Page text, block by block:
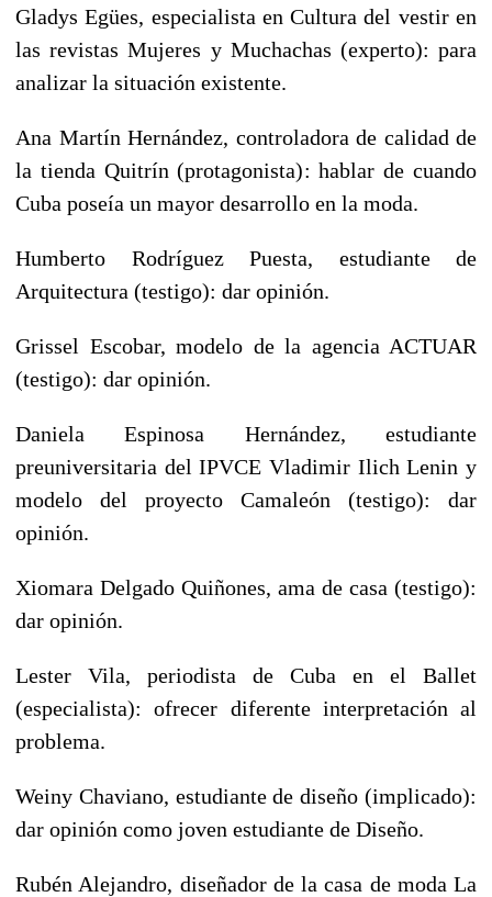
Gladys Egües, especialista en Cultura del vestir en
las revistas Mujeres y Muchachas (experto): para
analizar la situación existente.
Ana Martín Hernández, controladora de calidad de
la tienda Quitrín (protagonista): hablar de cuando
Cuba poseía un mayor desarrollo en la moda.
Humberto Rodríguez Puesta, estudiante de
Arquitectura (testigo): dar opinión.
Grissel Escobar, modelo de la agencia ACTUAR
(testigo): dar opinión.
Daniela Espinosa Hernández, estudiante
preuniversitaria del IPVCE Vladimir Ilich Lenin y
modelo del proyecto Camaleón (testigo): dar
opinión.
Xiomara Delgado Quiñones, ama de casa (testigo):
dar opinión.
Lester Vila, periodista de Cuba en el Ballet
(especialista): ofrecer diferente interpretación al
problema.
Weiny Chaviano, estudiante de diseño (implicado):
dar opinión como joven estudiante de Diseño.
Rubén Alejandro, diseñador de la casa de moda La